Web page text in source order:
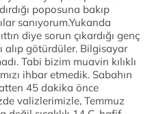
poposuna bakıp
sanıyorum.Yukarıda
diye sorun çıkardığı genç
alıp götürdüler. Bilgisayar
Tabi bizim muavin kılıklı
ihbar etmedik. Sabahın
45 dakika önce
valizlerimizle, Temmuz